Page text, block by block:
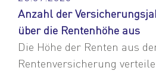
Anzahl der
über die Rentenhöhe aus
Die Höhe der Renten aus
Rentenversicherung